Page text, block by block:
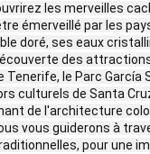
les merveilles
émerveillé par les
doré, ses eaux
des
le Parc García
culturels de Santa
de l'architecture
vous guiderons à
pour une